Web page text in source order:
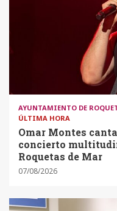
AYUNTAMIENTO DE
ÚLTIMA HORA
Omar Montes
concierto
Roquetas de Mar
07/08/2026